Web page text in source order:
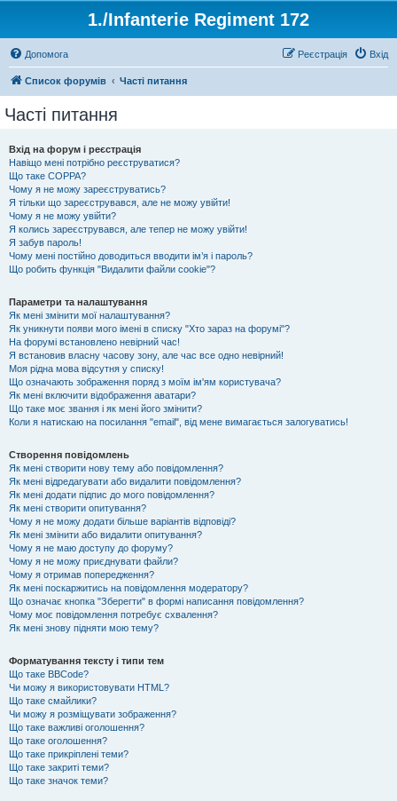
1./Infanterie Regiment 172
Допомога Вхід
Реєстрація
Список форумів Часті питання
Часті питання
Вхід на форум і реєстрація
Навіщо мені потрібно реєструватися?
Що таке COPPA?
Чому я не можу зареєструватись?
Я тільки що зареєструвався, але не можу увійти!
Чому я не можу увійти?
Я колись зареєструвався, але тепер не можу увійти!
Я забув пароль!
Чому мені постійно доводиться вводити ім’я і пароль?
Що робить функція "Видалити файли cookie"?
Параметри та налаштування
Як мені змінити мої налаштування?
Як уникнути появи мого імені в списку "Хто зараз на форумі"?
На форумі встановлено невірний час!
Я встановив власну часову зону, але час все одно невірний!
Моя рідна мова відсутня у списку!
Що означають зображення поряд з моїм ім'ям користувача?
Як мені включити відображення аватари?
Що таке моє звання і як мені його змінити?
Коли я натискаю на посилання "email", від мене вимагається залогуватись!
Створення повідомлень
Як мені створити нову тему або повідомлення?
Як мені відредагувати або видалити повідомлення?
Як мені додати підпис до мого повідомлення?
Як мені створити опитування?
Чому я не можу додати більше варіантів відповіді?
Як мені змінити або видалити опитування?
Чому я не маю доступу до форуму?
Чому я не можу приєднувати файли?
Чому я отримав попередження?
Як мені поскаржитись на повідомлення модератору?
Що означає кнопка "Зберегти" в формі написання повідомлення?
Чому моє повідомлення потребує схвалення?
Як мені знову підняти мою тему?
Форматування тексту і типи тем
Що таке BBCode?
Чи можу я використовувати HTML?
Що таке смайлики?
Чи можу я розміщувати зображення?
Що таке важливі оголошення?
Що таке оголошення?
Що таке прикріплені теми?
Що таке закриті теми?
Що таке значок теми?